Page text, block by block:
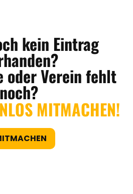
kein Eintrag
oder Verein fehlt
noch?
MITMACHEN!